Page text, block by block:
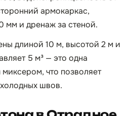
армокаркас,
мм и дренаж за стеной.
длиной 10 м, высотой 2 м и
5 м³ — это одна
что позволяет
швов.